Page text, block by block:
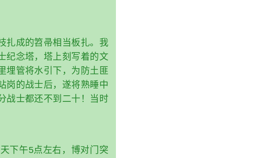
扎成的笤帚相当板扎。我
纪念塔，塔上刻写着的文
埋管将水引下，为防土匪
岗的战士后，遂将熟睡中
战士都还不到二十！当时
下午5点左右，博对门突